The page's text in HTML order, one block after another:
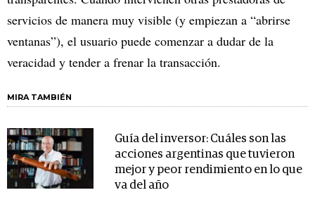
servicios de manera muy visible (y empiezan a “abrirse
ventanas”), el usuario puede comenzar a dudar de la
veracidad y tender a frenar la transacción.
MIRA TAMBIÉN
Guía del inversor: Cuáles son las
acciones argentinas que tuvieron
mejor y peor rendimiento en lo que
va del año